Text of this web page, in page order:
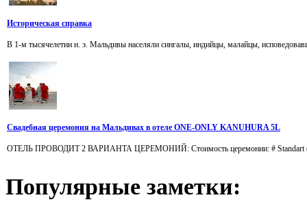
Историческая справка
В 1-м тысячелетии н. э. Мальдивы населяли сингалы, индийцы, малайцы,
Свадебная церемония на Мальдивах в отеле ONE-ONLY KANUHURA 5L
ОТЕЛЬ ПРОВОДИТ 2 ВАРИАНТА ЦЕРЕМОНИЙ: Стоимость церемонии: # Standart
Популярные заметки: